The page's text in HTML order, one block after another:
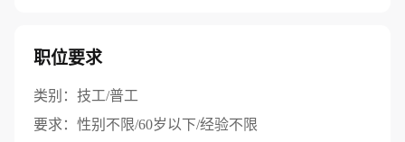
职位要求
类别： 技工/普工
要求： 性别不限/60岁以下/经验不限